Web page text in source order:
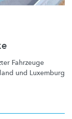
Fahrzeuge
und Luxemburg